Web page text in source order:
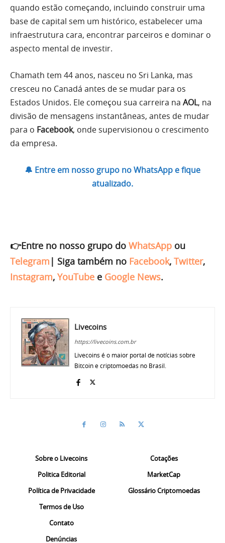
quando estão começando, incluindo construir uma
base de capital sem um histórico, estabelecer uma
infraestrutura cara, encontrar parceiros e dominar o
aspecto mental de investir.
Chamath tem 44 anos, nasceu no Sri Lanka, mas
cresceu no Canadá antes de se mudar para os
Estados Unidos. Ele começou sua carreira na AOL, na
divisão de mensagens instantâneas, antes de mudar
para o Facebook, onde supervisionou o crescimento
da empresa.
🔔 Entre em nosso grupo no WhatsApp e fique
atualizado.
👉Entre no nosso grupo do WhatsApp ou
Telegram | Siga também no Facebook, Twitter,
Instagram, YouTube e Google News.
Livecoins
https://livecoins.com.br
Livecoins é o maior portal de notícias sobre
Bitcoin e criptomoedas no Brasil.
Sobre o Livecoins
Politica Editorial
Política de Privacidade
Termos de Uso
Contato
Denúncias
Cotações
MarketCap
Glossário Criptomoedas